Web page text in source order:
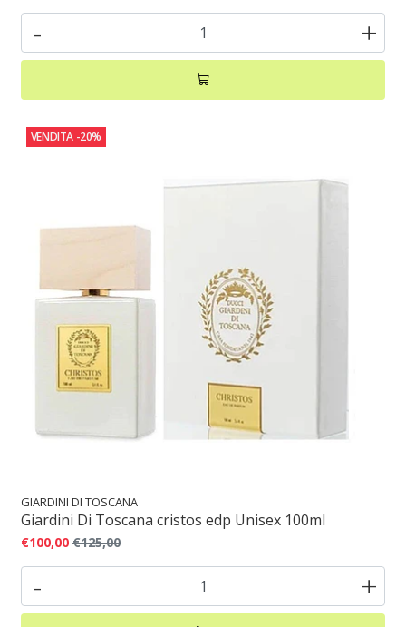
- +
VENDITA -20%
GIARDINI DI TOSCANA
Giardini Di Toscana cristos edp Unisex 100ml
€100,00 €125,00
- +